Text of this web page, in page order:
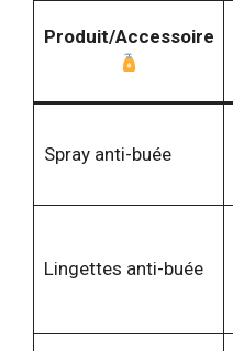
Produit/Accessoire
Spray anti-buée
Lingettes anti-buée